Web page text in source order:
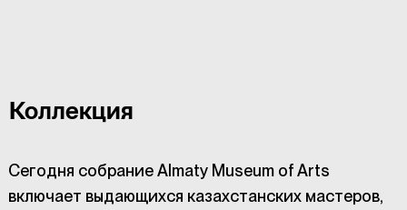
Коллекция
Сегодня собрание Almaty Museum of Arts
включает выдающихся казахстанских мастеров,